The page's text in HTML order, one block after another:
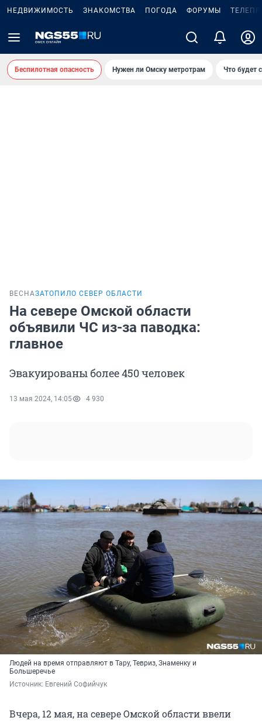
НЕДВИЖИМОСТЬ ЗНАКОМСТВА ПОГОДА ФОРУМЫ
Беспилотная опасность Нужен ли Омску метротрам Что будет
ВЕСНАЗАТОПИЛО СЕВЕР ОБЛАСТИ
На севере Омской области
объявили ЧС из-за паводка:
главное
Эвакуированы более 450 человек
13 мая 2024, 14:05 4 930
Людей на время отправляют в Тару, Тевриз, Знаменку и
Большеречье
Источник: Евгений Софийчук
Вчера, 12 мая, на севере Омской области ввели